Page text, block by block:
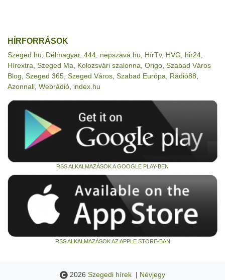
HÍRFORRÁSOK
Szeged.hu Délmagyar, 444 nepszava.hu HírTv, HVG hir24
Hírextra Szeged Ma Kolozsvári szalonna Origo Szabad Város
Blog Szeged 365 Szeged Város Szabad Európa Rádió88
Azonnali Webrádió index.hu
RSS ALKALMAZÁSOK A GOOGLE PLAY-BEN
RSS ALKALMAZÁSOK AZ APPLE STORE-BAN
2026 Szegedi hírek | Névjegy